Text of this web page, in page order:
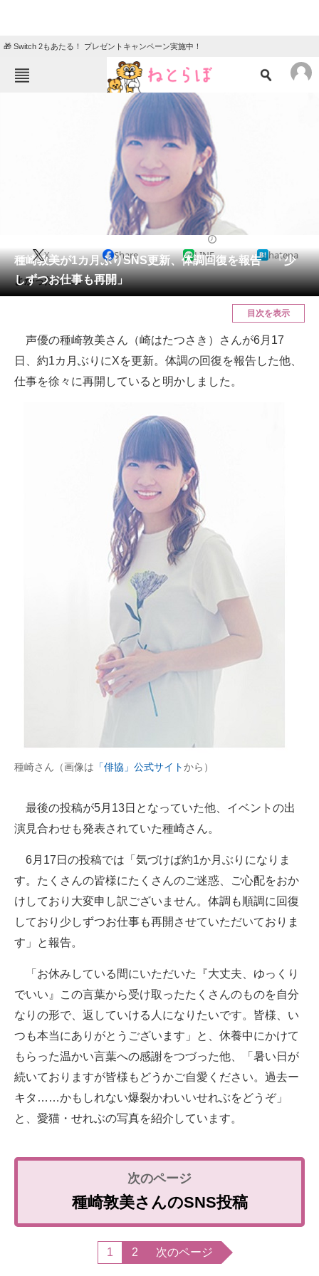
🎁 Switch 2もあたる！ プレゼントキャンペーン実施中！
ニュース
クイズ
地域
教育・育児
リサーチ
会員記事
メディア
ITの今と未来を見通す
スマホと通信の最新トレンド
好きが集まる 比べて選べる
ビジネスと働き方のヒント
AI活用のいまが分かる
企業ITのトレンドを詳説
経営リーダーのコミュニティ
マーケ×ITの今がよく分かる
ITエンジニア向け専門サイト
企業向けIT製品の総合サイト
IT製品の技術・比較・事例
モノづくり技術者専門サイト
電子設計の基本と応用
ちょっと気になるネットの話題
種崎敦美が1カ月ぶりSNS更新、体調回復を報告 「少
しずつお仕事も再開」
X Share LINE hatena
よかった……！
目次を表示
声優の種崎敦美さん（崎はたつさき）さんが6月17
日、約1カ月ぶりにXを更新。体調の回復を報告した他、
仕事を徐々に再開していると明かしました。
種崎さん（画像は 「俳協」公式サイトから）
最後の投稿が5月13日となっていた他、イベントの出
演見合わせも発表されていた種崎さん。
6月17日の投稿では「気づけば約1か月ぶりになりま
す。たくさんの皆様にたくさんのご迷惑、ご心配をおか
けしており大変申し訳ございません。体調も順調に回復
しており少しずつお仕事も再開させていただいておりま
す」と報告。
「お休みしている間にいただいた『大丈夫、ゆっくり
でいい』この言葉から受け取ったたくさんのものを自分
なりの形で、返していける人になりたいです。皆様、い
つも本当にありがとうございます」と、休養中にかけて
もらった温かい言葉への感謝をつづった他、「暑い日が
続いておりますが皆様もどうかご自愛ください。過去ー
キタ……かもしれない爆裂かわいいせれぶをどうぞ」
と、愛猫・せれぶの写真を紹介しています。
種崎敦美さんのSNS投稿
1 2 次のページ